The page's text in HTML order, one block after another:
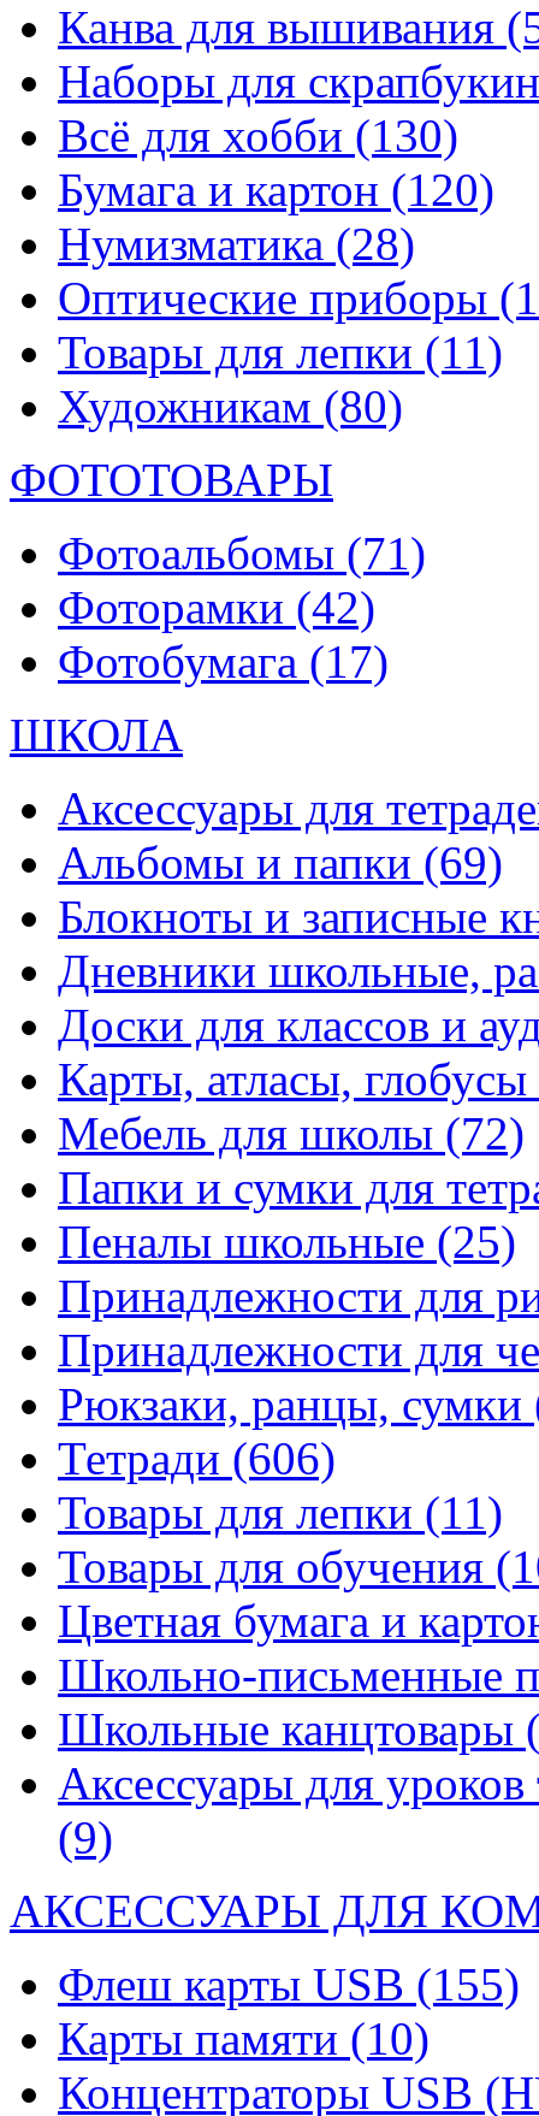
Канва для вышивания
Наборы для
Всё для хобби (130)
Бумага и картон (120)
Нумизматика (28)
Оптические приборы
Товары для лепки (11)
Художникам (80)
ФОТОТОВАРЫ
Фотоальбомы (71)
Фоторамки (42)
Фотобумага (17)
ШКОЛА
Аксессуары для
Альбомы и папки (69)
Блокноты и записные
Дневники школьные,
Доски для классов и
Карты, атласы, глобусы
Мебель для школы (72)
Папки и сумки для
Пеналы школьные (25)
Принадлежности для
Принадлежности для
Рюкзаки, ранцы, сумки
Тетради (606)
Товары для лепки (11)
Товары для обучения
Цветная бумага и
Школьно-письменные
Школьные канцтовары
Аксессуары для уроков
(9)
АКСЕССУАРЫ ДЛЯ
Флеш карты USB (155)
Карты памяти (10)
Концентраторы USB